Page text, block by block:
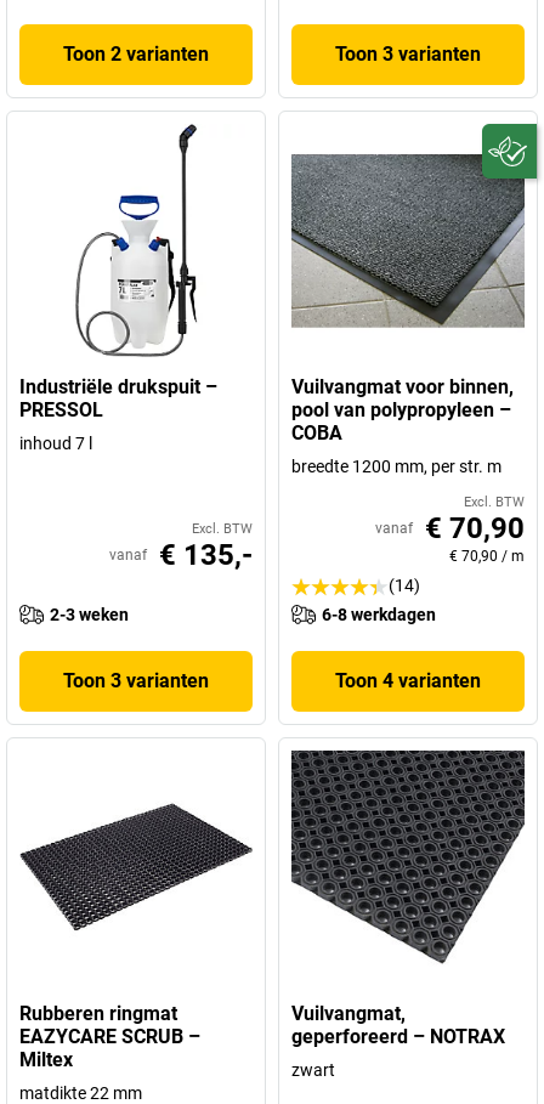
Toon 2 varianten Toon 3 varianten
Industriële drukspuit –
PRESSOL
inhoud 7 l
Excl. BTW
vanaf € 135,-
2-3 weken
Toon 3 varianten
Vuilvangmat voor binnen,
pool van polypropyleen –
COBA
breedte 1200 mm, per str. m
Excl. BTW
vanaf € 70,90
€ 70,90 / m
(14)
6-8 werkdagen
Toon 4 varianten
Rubberen ringmat
EAZYCARE SCRUB –
Miltex
matdikte 22 mm
Vuilvangmat,
geperforeerd – NOTRAX
zwart